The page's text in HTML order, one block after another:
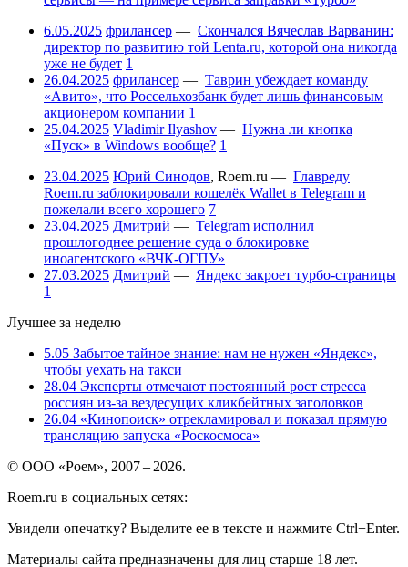
6.05.2025 фрилансер — Скончался Вячеслав Варванин:
директор по развитию той Lenta.ru, которой она никогда
уже не будет 1
26.04.2025 фрилансер — Таврин убеждает команду
«Авито», что Россельхозбанк будет лишь финансовым
акционером компании 1
25.04.2025 Vladimir Ilyashov — Нужна ли кнопка
«Пуск» в Windows вообще? 1
23.04.2025 Юрий Синодов, Roem.ru — Главреду
Roem.ru заблокировали кошелёк Wallet в Telegram и
пожелали всего хорошего 7
23.04.2025 Дмитрий — Telegram исполнил
прошлогоднее решение суда о блокировке
иноагентского «ВЧК-ОГПУ»
27.03.2025 Дмитрий — Яндекс закроет турбо-страницы
1
Лучшее за неделю
5.05 Забытое тайное знание: нам не нужен «Яндекс»,
чтобы уехать на такси
28.04 Эксперты отмечают постоянный рост стресса
россиян из-за вездесущих кликбейтных заголовков
26.04 «Кинопоиск» отрекламировал и показал прямую
трансляцию запуска «Роскосмоса»
© ООО «Роем», 2007 – 2026.
Roem.ru в социальных сетях:
Увидели опечатку? Выделите ее в тексте и нажмите Ctrl+Enter.
Материалы сайта предназначены для лиц старше 18 лет.